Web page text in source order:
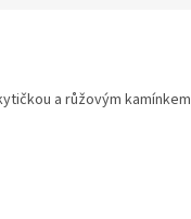
a růžovým kamínkem